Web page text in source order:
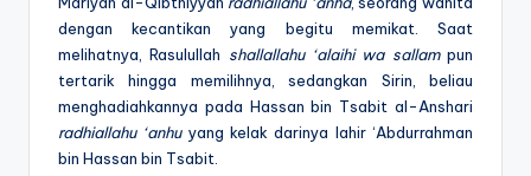
dengan kecantikan yang begitu memikat. Saat
melihatnya, Rasulullah shallallahu ‘alaihi wa sallampun
tertarik hingga memilihnya, sedangkan Sirin, beliau
menghadiahkannya pada Hassan bin Tsabit al-Anshari
radhiallahu ‘anhuyang kelak darinya lahir ‘Abdurrahman
bin Hassan bin Tsabit.